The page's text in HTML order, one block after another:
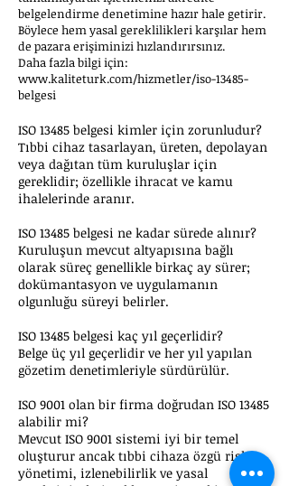
belgelendirme denetimine hazır hale getirir.
Böylece hem yasal gereklilikleri karşılar hem
de pazara erişiminizi hızlandırırsınız.
Daha fazla bilgi için:
www.kaliteturk.com/hizmetler/iso-13485-
belgesi
ISO 13485 belgesi kimler için zorunludur?
Tıbbi cihaz tasarlayan, üreten, depolayan
veya dağıtan tüm kuruluşlar için
gereklidir; özellikle ihracat ve kamu
ihalelerinde aranır.
ISO 13485 belgesi ne kadar sürede alınır?
Kuruluşun mevcut altyapısına bağlı
olarak süreç genellikle birkaç ay sürer;
dokümantasyon ve uygulamanın
olgunluğu süreyi belirler.
ISO 13485 belgesi kaç yıl geçerlidir?
Belge üç yıl geçerlidir ve her yıl yapılan
gözetim denetimleriyle sürdürülür.
ISO 9001 olan bir firma doğrudan ISO 13485
alabilir mi?
Mevcut ISO 9001 sistemi iyi bir temel
oluşturur ancak tıbbi cihaza özgü risk
yönetimi, izlenebilirlik ve yasal